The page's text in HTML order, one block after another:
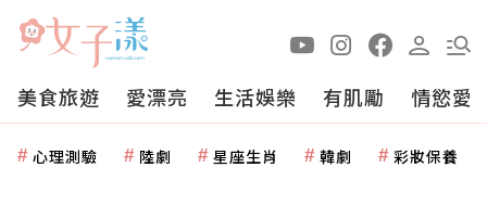
美食旅遊 愛漂亮 生活娛樂 有肌勵 情慾愛
心理測驗 陸劇 星座生肖 韓劇 彩妝保養